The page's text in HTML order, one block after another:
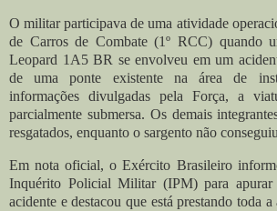
O militar participava de uma atividade
de Carros de Combate (1º RCC) quando
Leopard 1A5 BR se envolveu em um
de uma ponte existente na área de
informações divulgadas pela Força, a
parcialmente submersa. Os demais
resgatados, enquanto o sargento não
Em nota oficial, o Exército Brasileiro
Inquérito Policial Militar (IPM) para apurar
acidente e destacou que está prestando toda a